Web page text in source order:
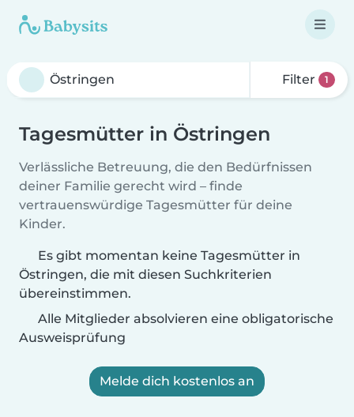
Filter 1
Tagesmütter in Östringen
Verlässliche Betreuung, die den Bedürfnissen
deiner Familie gerecht wird – finde
vertrauenswürdige Tagesmütter für deine
Kinder.
Es gibt momentan keine Tagesmütter in
Östringen, die mit diesen Suchkriterien
übereinstimmen.
Alle Mitglieder absolvieren eine obligatorische
Ausweisprüfung
Melde dich kostenlos an